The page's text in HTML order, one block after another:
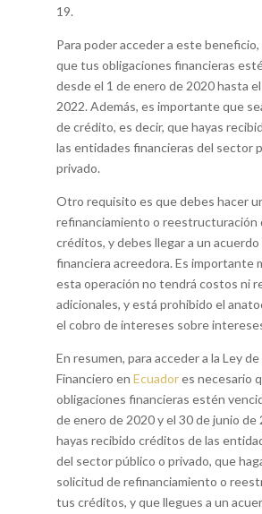
19.
Para poder acceder a este
que tus obligaciones financieras
desde el 1 de enero de 2020 hasta
2022. Además, es importante que
de crédito, es decir, que hayas
las entidades financieras del sector
privado.
Otro requisito es que debes hacer
refinanciamiento o reestructuración
créditos, y debes llegar a un
financiera acreedora. Es importante
esta operación no tendrá costos ni
adicionales, y está prohibido el
el cobro de intereses sobre
En resumen, para acceder a la Ley
Financiero en Ecuadores necesario
obligaciones financieras estén
de enero de 2020 y el 30 de junio de
hayas recibido créditos de las
del sector público o privado, que
solicitud de refinanciamiento o
tus créditos, y que llegues a un